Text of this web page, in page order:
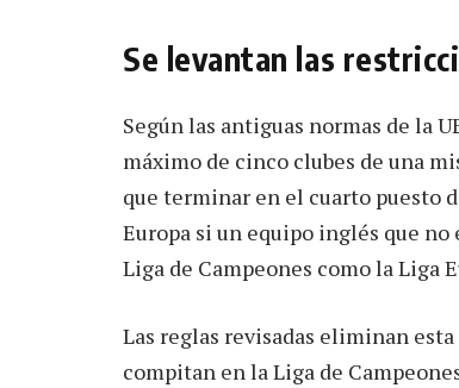
Se levantan las
Según las antiguas normas de la
máximo de cinco clubes de una
que terminar en el cuarto puesto
Europa si un equipo inglés que
Liga de Campeones como la Liga
Las reglas revisadas eliminan
compitan en la Liga de